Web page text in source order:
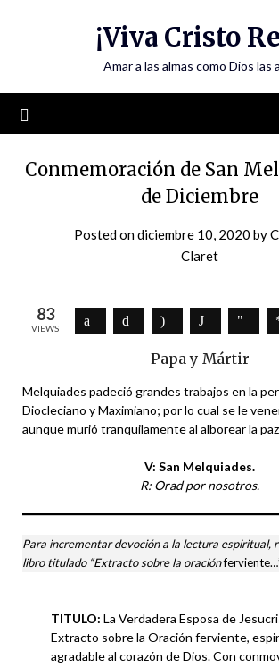
¡Viva Cristo
Amar a las almas como Dios las
Conmemoración de San
de Diciembre
Posted ondiciembre 10, 2020 by
Claret
83
VIEWS
Papa y Mártir
Melquiades padeció grandes trabajos en la
Diocleciano y Maximiano; por lo cual se le
aunque murió tranquilamente al alborear la
V: San Melquiades.
R: Orad por nosotros.
Para incrementar devoción a la lectura espiritual,
libro titulado “Extracto sobre la oración
TITULO: La Verdadera Esposa de
Extracto sobre la Oración ferviente,
agradable al corazón de Dios. Con